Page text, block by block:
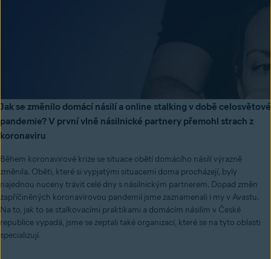
Jak se změnilo domácí násilí a online stalking v době celosvětové
pandemie? V první vlně násilnické partnery přemohl strach z
koronaviru
Během koronavirové krize se situace obětí domácího násilí výrazně
změnila. Oběti, které si vypjatými situacemi doma procházejí, byly
najednou nuceny trávit celé dny s násilnickým partnerem. Dopad změn
zapříčiněných koronavirovou pandemií jsme zaznamenali i my v Avastu.
Na to, jak to se stalkovacími praktikami a domácím násilím v České
republice vypadá, jsme se zeptali také organizací, které se na tyto oblasti
specializují.